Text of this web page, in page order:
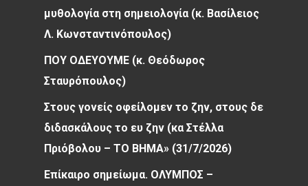
μυθολογία στη σημειολογία (κ. Βασίλειος
Λ. Κωνσταντινόπουλος)
ΠΟΥ ΟΔΕΥΟΥΜΕ (κ. Θεόδωρος
Σταυρόπουλος)
Στους γονείς οφείλομεν το ζην, στους δε
διδασκάλους το ευ ζην (κα Στέλλα
Πριόβολου – ΤΟ ΒΗΜΑ» (31/7/2026)
Επίκαιρο σημείωμα. ΟΛΥΜΠΟΣ –